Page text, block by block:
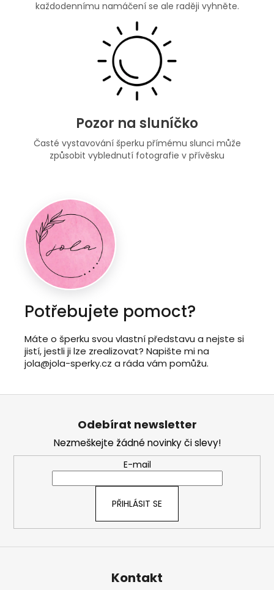
každodennímu namáčení se ale raději vyhněte.
Pozor na sluníčko
Časté vystavování šperku přímému slunci může
způsobit vyblednutí fotografie v přívěsku
Potřebujete pomoct?
Máte o šperku svou vlastní představu a nejste si
jistí, jestli ji lze zrealizovat? Napište mi na
jola@jola-sperky.cz a ráda vám pomůžu.
Odebírat newsletter
Nezmeškejte žádné novinky či slevy!
E-mail
PŘIHLÁSIT SE
Kontakt